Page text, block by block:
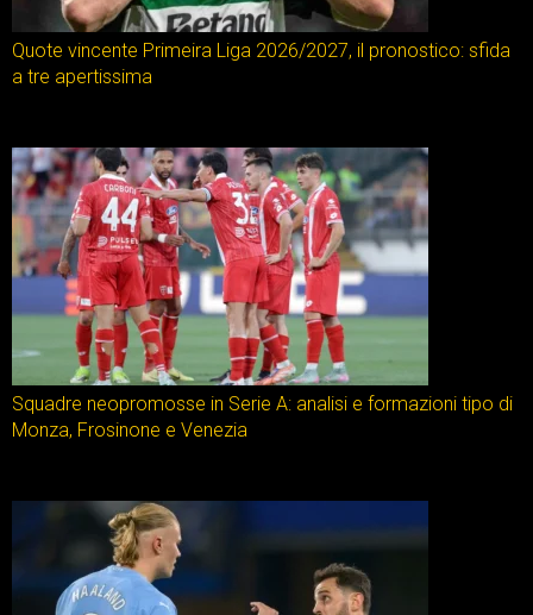
Quote vincente Primeira Liga 2026/2027, il pronostico: sfida
a tre apertissima
Squadre neopromosse in Serie A: analisi e formazioni tipo di
Monza, Frosinone e Venezia